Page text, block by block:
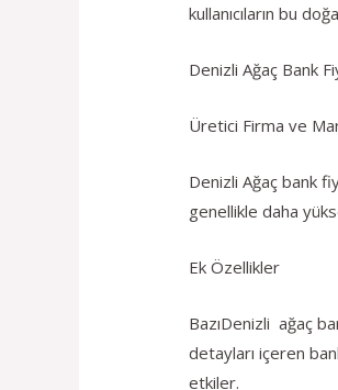
kullanıcıların bu
Denizli Ağaç Bank
Üretici Firma ve
Denizli Ağaç bank
genellikle daha
Ek Özellikler
BazıDenizli ağaç
detayları içeren
etkiler.